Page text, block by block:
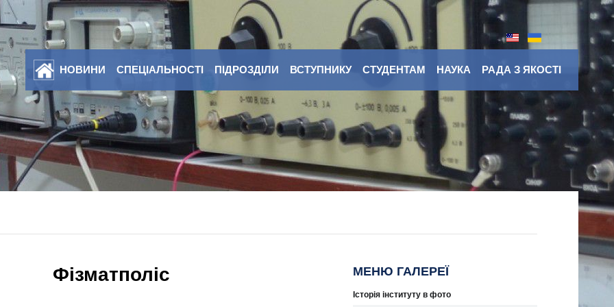
НОВИНИ СПЕЦІАЛЬНОСТІ ПІДРОЗДІЛИ ВСТУПНИКУ СТУДЕНТАМ НАУКА РАДА З ЯКОСТІ
Фізматполіс МЕНЮ ГАЛЕРЕЇ
Історія інституту в фото